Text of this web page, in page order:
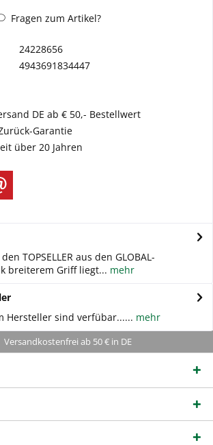
Fragen zum Artikel?
24228656
4943691834447
DE ab € 50,- Bestellwert
Garantie
über 20 Jahren
TOPSELLER aus den GLOBAL-
breiterem Griff liegt... mehr
Hersteller sind verfübar...... mehr
Versandkostenfrei ab 50 € in DE